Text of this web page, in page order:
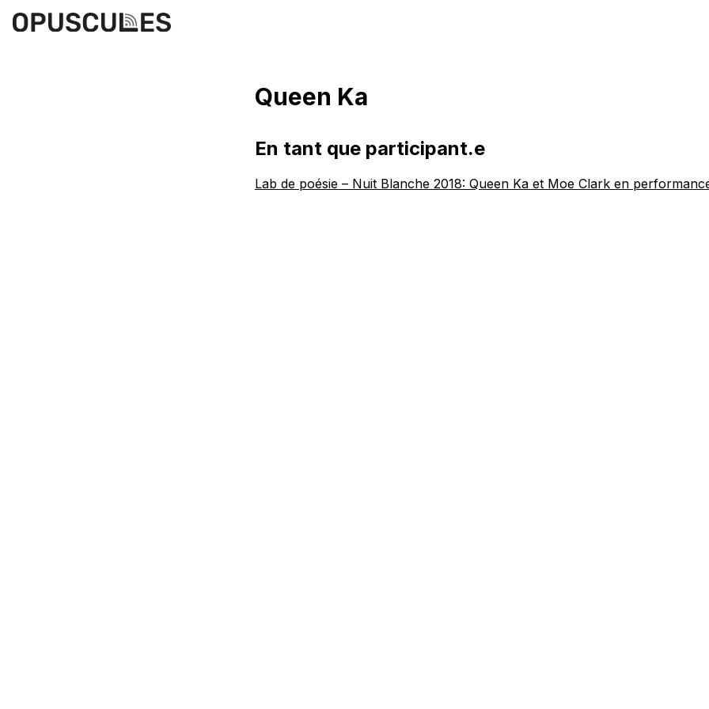
Queen Ka
En tant que participant.e
Lab de poésie – Nuit Blanche 2018: Queen Ka et Moe Clark en